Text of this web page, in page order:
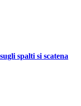
spalti si scatena